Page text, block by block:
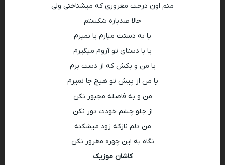
منم اون درخت مغروری که میشناختی ولی
حالا صدباره شکستم
یا به دستت میارم یا نمیرم
یا با دستای تو آروم میگیرم
یا من و بکش که از دست برم
یا من از پیش تو هیچ جا نمیرم
من و به فاصله مجبور نکن
از جلو چشم خودت دور نکن
من دلم نازکه زود میشکنه
نگاه به این چهره مغرور نکن
کاشان موزیک